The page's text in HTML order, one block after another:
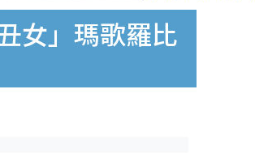
女」瑪歌羅比